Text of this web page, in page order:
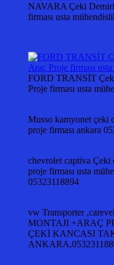
NAVARA Çeki Demiri
firması usta
FORD TRANSİT
Proje firması usta
Musso kamyonet çeki
proje firması ankara
chevrolet captiva Çeki
proje firması usta
05323118894
vw Transporter
MONTAJI +ARAÇ
ÇEKİ KANCASI